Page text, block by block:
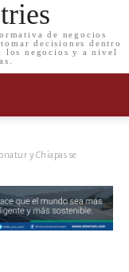
de negocios
decisiones dentro
los negocios y a nivel
y Chiapas se